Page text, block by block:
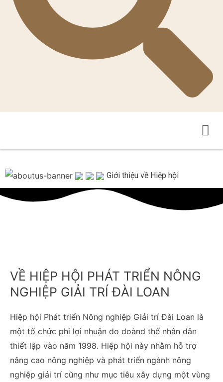
Giới thiệu về Hiệp hội
VỀ HIỆP HỘI PHÁT TRIỂN NÔNG
NGHIỆP GIẢI TRÍ ĐÀI LOAN
Hiệp hội Phát triển Nông nghiệp Giải trí Đài Loan là
một tổ chức phi lợi nhuận do doànd thể nhân dân
thiết lập vào năm 1998. Hiệp hội này nhằm hỗ trợ
nâng cao nông nghiệp và phát triển ngành nông
nghiệp giải trí cũng như mục tiêu xây dựng một vùng